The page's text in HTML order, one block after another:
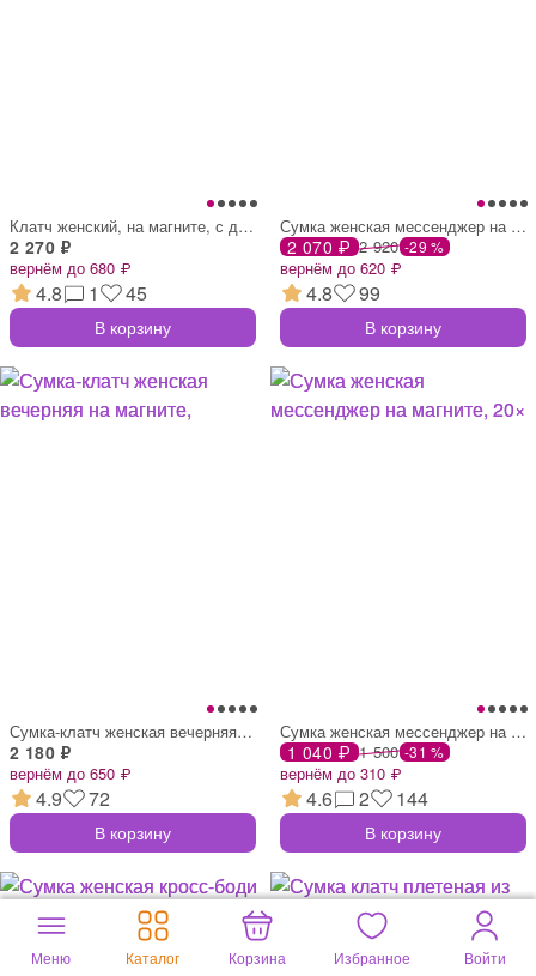
Клатч женский, на магните, с длинной цеп
2 270 ₽
вернём до 680 ₽
4.8 1 45
В корзину
Сумка женская мессенджер на клапане, 23×
2 070 ₽ 2 920 -29 %
вернём до 620 ₽
4.8 99
В корзину
Сумка-клатч женская вечерняя на магните,
2 180 ₽
вернём до 650 ₽
4.9 72
В корзину
Сумка женская мессенджер на магните, 20×
1 040 ₽ 1 500 -31 %
вернём до 310 ₽
4.6 2 144
В корзину
Меню Каталог Корзина Избранное Войти